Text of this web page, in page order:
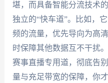
堪，而具备智能分流技术
独立的“快车道”。比如，
频的流量，优先导向为高
时保障其他数据互不干扰
赛事直播专用道，彻底告
量与充足带宽的保障，你